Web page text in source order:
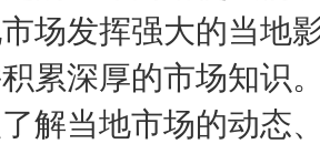
场发挥强大的当地
累深厚的市场知识
解当地市场的动态